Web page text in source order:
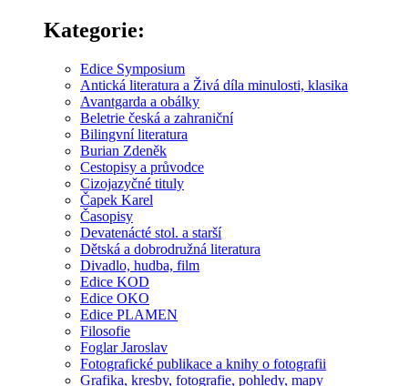
Kategorie:
Edice Symposium
Antická literatura a Živá díla minulosti, klasika
Avantgarda a obálky
Beletrie česká a zahraniční
Bilingvní literatura
Burian Zdeněk
Cestopisy a průvodce
Cizojazyčné tituly
Čapek Karel
Časopisy
Devatenácté stol. a starší
Dětská a dobrodružná literatura
Divadlo, hudba, film
Edice KOD
Edice OKO
Edice PLAMEN
Filosofie
Foglar Jaroslav
Fotografické publikace a knihy o fotografii
Grafika, kresby, fotografie, pohledy, mapy